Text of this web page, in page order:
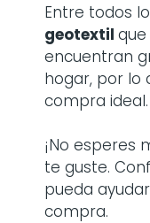
Entre todos
geotextil
encuentran
hogar, por lo
compra ideal.
¡No esperes
te guste.
pueda
compra.